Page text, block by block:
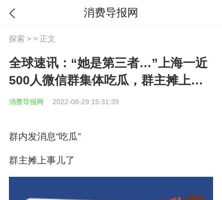
消费导报网
探索 > > 正文
全球速讯：“她是第三者…”上海一近
500人微信群集体吃瓜，群主摊上事
儿了！
消费导报网 2022-08-29 15:31:39
群内发消息“吃瓜”
群主摊上事儿了